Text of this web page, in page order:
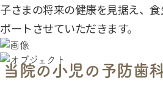
子さまの将来の健康を見据え、
ポートさせていただきます。
当院の小児の予防歯